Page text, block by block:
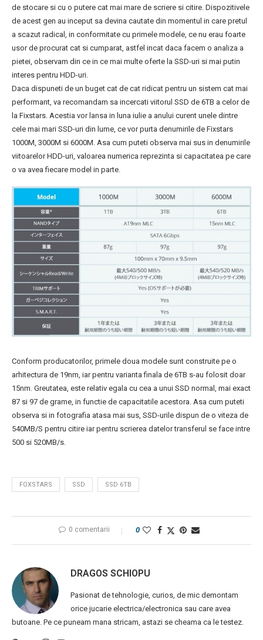
de stocare si cu o putere cat mai mare de scriere si citire. Dispozitivele
de acest gen au inceput sa devina cautate din momentul in care pretul
a scazut radical, in conformitate cu primele modele, ce nu erau foarte
usor de procurat cat si cumparat, astfel incat daca facem o analiza a
pietei, observam din ce in ce mai multe oferte la SSD-uri si mai putin
interes pentru HDD-uri.
Daca dispuneti de un buget cat de cat ridicat pentru un sistem cat mai
performant, va recomandam sa incercati viitorul SSD de 6TB a celor de
la Fixstars. Acestia vor lansa in luna iulie a anului curent unele dintre
cele mai mari SSD-uri din lume, ce vor purta denumirile de Fixstars
1000M, 3000M si 6000M. Asa cum puteti observa mai sus in denumirile
viitoarelor HDD-uri, valoarea numerica reprezinta si capacitatea pe care
o va avea fiecare model in parte.
Conform producatorilor, primele doua modele sunt construite pe o
arhitectura de 19nm, iar pentru varianta finala de 6TB s-au folosit doar
15nm. Greutatea, este relativ egala cu cea a unui SSD normal, mai exact
87 si 97 de grame, in functie de capacitatile acestora. Asa cum puteti
observa si in fotografia atasa mai sus, SSD-urile dispun de o viteza de
540MB/S pentru citire iar pentru scrierea datelor transferul se face intre
500 si 520MB/s.
FOXSTARS SSD SSD 6TB
0 comentarii 0
DRAGOS SCHIOPU
Pasionat de tehnologie, curios, de mic demontam
orice jucarie electrica/electronica sau care avea
butoane. Pe ce puneam mana stricam, astazi se cheama ca le testez.